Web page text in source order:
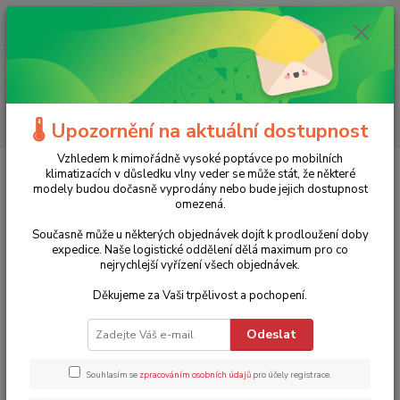
(Po-Ne, 8-20 hod.)
ks
0 Kč
Bílé zboží Koupelnové radiátory
Koupelnové radiátory
Koupelnové žebříky
Specifický typ radiátorů, který je odolný vůči vlhkosti
V jiných místnostech se prakticky nepoužívají
Ideální je různá vzdálenost mezi tyčemi
🌡️ Upozornění na aktuální dostupnost
Vzhledem k mimořádně vysoké poptávce po mobilních
klimatizacích v důsledku vlny veder se může stát, že některé
modely budou dočasně vyprodány nebo bude jejich dostupnost
omezená.
Současně může u některých objednávek dojít k prodloužení doby
expedice. Naše logistické oddělení dělá maximum pro co
nejrychlejší vyřízení všech objednávek.
Děkujeme za Vaši trpělivost a pochopení.
Odeslat
Souhlasím se zpracováním osobních údajů pro účely registrace.